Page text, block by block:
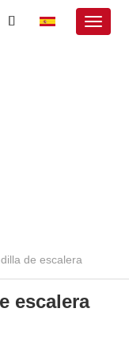
de escalera
mecánica BLT
escalera